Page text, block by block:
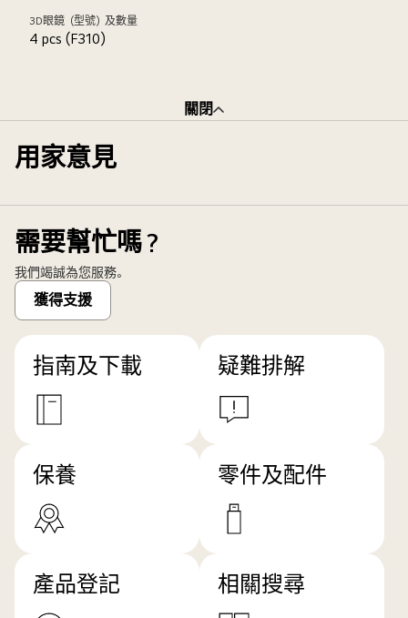
3D眼鏡（型號）及數量
4 pcs (F310)
關閉
用家意見
需要幫忙嗎？
我們竭誠為您服務。
獲得支援
指南及下載 疑難排解
保養 零件及配件
產品登記 相關搜尋